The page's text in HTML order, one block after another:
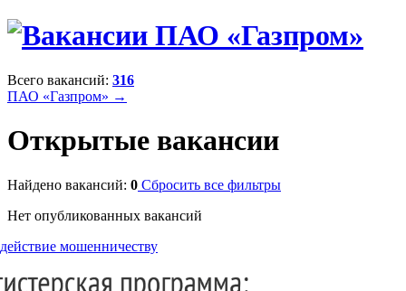
Всего вакансий: 316
ПАО «Газпром» →
Открытые вакансии
Найдено вакансий: 0 Сбросить все фильтры
Нет опубликованных вакансий
мошенничеству